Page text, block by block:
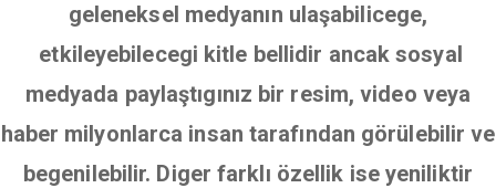
geleneksel medyanın ulaşabilicege,
etkileyebilecegi kitle bellidir ancak sosyal
medyada paylaştıgınız bir resim, video veya
haber milyonlarca insan tarafından görülebilir ve
begenilebilir. Diger farklı özellik ise yeniliktir